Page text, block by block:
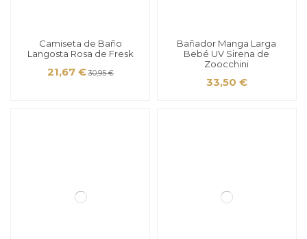
Camiseta de Baño
Langosta Rosa de Fresk
21,67 € 30,95 €
Bañador Manga Larga
Bebé UV Sirena de
Zoocchini
33,50 €